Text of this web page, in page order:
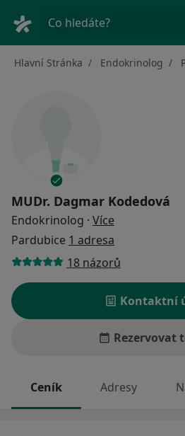
Co hledáte?
Hlavní Stránka Endokrinolog
MUDr. Dagmar Kodedová
Endokrinolog · Více
Pardubice 1 adresa
18 názorů
Kontaktní
Rezervovat
Ceník Adresy